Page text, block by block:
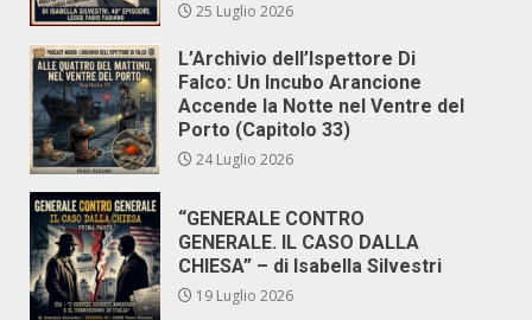
25 Luglio 2026
L’Archivio dell’Ispettore Di
Falco: Un Incubo Arancione
Accende la Notte nel Ventre del
Porto (Capitolo 33)
24 Luglio 2026
“GENERALE CONTRO
GENERALE. IL CASO DALLA
CHIESA” – di Isabella Silvestri
19 Luglio 2026